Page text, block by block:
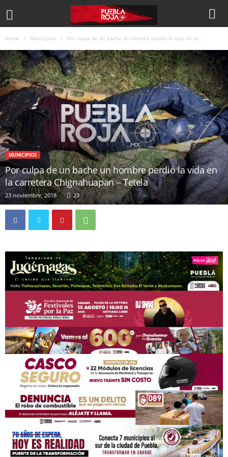
Home Municipios Por culpa de un bache un hombre perdió la vida en la...
MUNICIPIOS
Por culpa de un bache un hombre perdió la vida en
la carretera Chignahuapan – Tetela
23 noviembre, 2018 23